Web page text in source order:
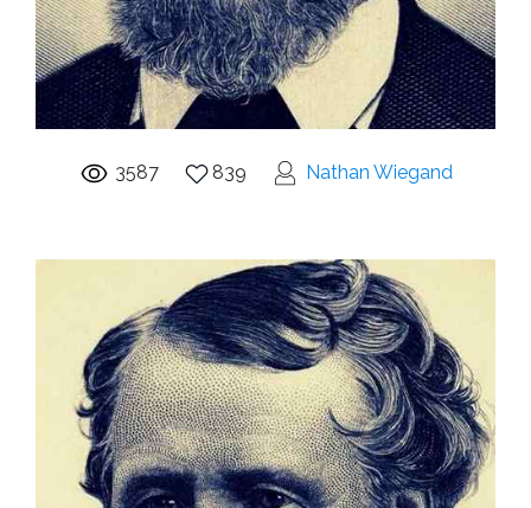
3587 839 Nathan Wiegand